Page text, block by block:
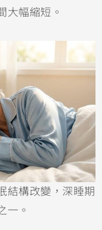
大幅縮短。
結構改變，深睡期
一。